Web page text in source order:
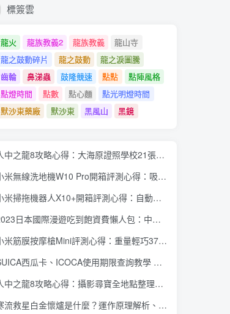
標簽雲
龍火 龍族教義2 龍族教義
龍山寺
龍之鼓動碎片
龍之鼓動
龍之淚圖騰
齒輪
鼻涕蟲 鼓隆競速 點點
點陣風格
點燈時間
點數 點心麵
點光明燈時間
默沙東藥廠
默沙東 黑風山 黑鏡
人中之龍8攻略心得：大海原證照學校21張證照必勝法 全考題200題答案整理
小米無線洗地機W10 Pro開箱評測心得：吸塵拖地清洗3合1、90度可調式機身、續航力35分鐘、售價15995元
小米掃拖機器人X10+開箱評測心得：自動洗拖布與集塵、旋轉式拖布更乾淨、連續使用2小時、售價26995元
2023日本國際漫遊吃到飽資費懶人包：中華電信、遠傳電信、台灣大哥大、台灣之星、亞太電信
小米筋膜按摩槍Mini評測心得：重量輕巧375公克、3種替換頭和3種模式、售價2295元
SUICA西瓜卡、ICOCA使用期限查詢教學 最後使用日10年內都有效 Android、iOS都適用
人中之龍8攻略心得：攝影尋寶全地點整理、70個夏威夷與40個橫濱拍攝位置圖解
寒流救星白金懷爐是什麼？運作原理解析、相比電暖蛋有哪些優缺點？懷爐挑選方法介紹